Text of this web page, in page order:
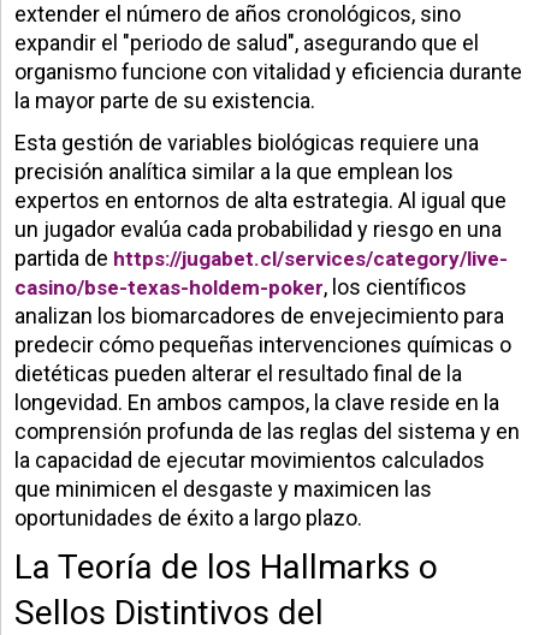
extender el número de años cronológicos, sino
expandir el "periodo de salud", asegurando que el
organismo funcione con vitalidad y eficiencia durante
la mayor parte de su existencia.
Esta gestión de variables biológicas requiere una
precisión analítica similar a la que emplean los
expertos en entornos de alta estrategia. Al igual que
un jugador evalúa cada probabilidad y riesgo en una
partida de https://jugabet.cl/services/category/live-
casino/bse-texas-holdem-poker, los científicos
analizan los biomarcadores de envejecimiento para
predecir cómo pequeñas intervenciones químicas o
dietéticas pueden alterar el resultado final de la
longevidad. En ambos campos, la clave reside en la
comprensión profunda de las reglas del sistema y en
la capacidad de ejecutar movimientos calculados
que minimicen el desgaste y maximicen las
oportunidades de éxito a largo plazo.
La Teoría de los Hallmarks o
Sellos Distintivos del